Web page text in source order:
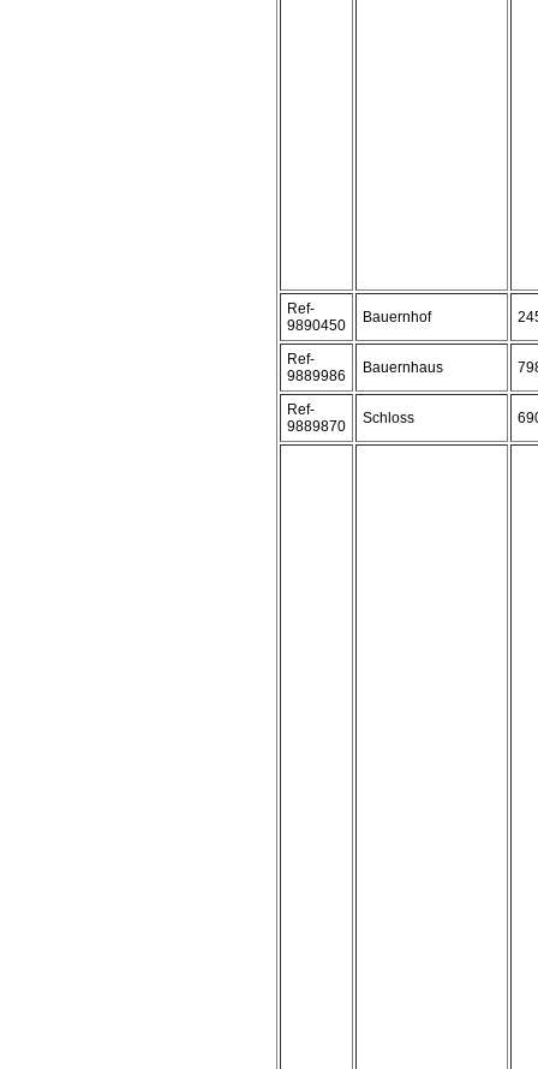
Ref-
9890450
Bauernhof
Ref-
9889986
Bauernhaus
Ref-
9889870
Schloss